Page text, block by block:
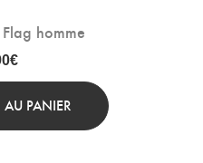
homme
€
PANIER